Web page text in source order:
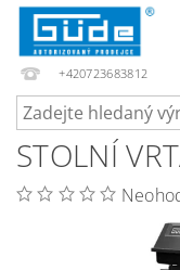
+420723683812
STOLNÍ